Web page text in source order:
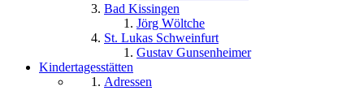
Bad Kissingen
Jörg Wöltche
St. Lukas Schweinfurt
Gustav Gunsenheimer
Kindertagesstätten
Adressen